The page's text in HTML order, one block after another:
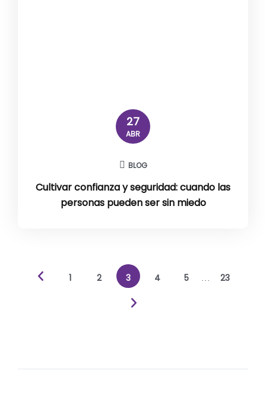
27
ABR
BLOG
Cultivar confianza y seguridad: cuando las
personas pueden ser sin miedo
1 2 3 4 5 23